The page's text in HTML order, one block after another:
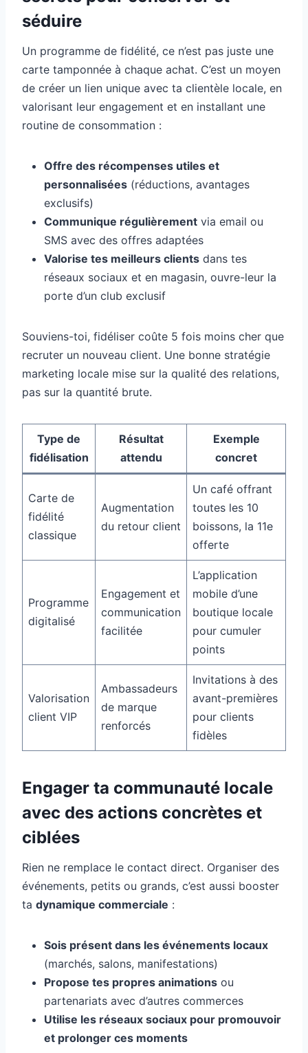
séduire
Un programme de fidélité, ce n’est pas juste une
carte tamponnée à chaque achat. C’est un moyen
de créer un lien unique avec ta clientèle locale, en
valorisant leur engagement et en installant une
routine de consommation :
Offre des récompenses utiles et
personnalisées (réductions, avantages
exclusifs)
Communique régulièrement via email ou
SMS avec des offres adaptées
Valorise tes meilleurs clients dans tes
réseaux sociaux et en magasin, ouvre-leur la
porte d’un club exclusif
Souviens-toi, fidéliser coûte 5 fois moins cher que
recruter un nouveau client. Une bonne stratégie
marketing locale mise sur la qualité des relations,
pas sur la quantité brute.
Type de
fidélisation
Résultat
attendu
Exemple
concret
Carte de
fidélité
classique
Augmentation
du retour client
Un café offrant
toutes les 10
boissons, la 11e
offerte
Programme
digitalisé
Engagement et
communication
facilitée
L’application
mobile d’une
boutique locale
pour cumuler
points
Valorisation
client VIP
Ambassadeurs
de marque
renforcés
Invitations à des
avant-premières
pour clients
fidèles
Engager ta communauté locale
avec des actions concrètes et
ciblées
Rien ne remplace le contact direct. Organiser des
événements, petits ou grands, c’est aussi booster
ta dynamique commerciale :
Sois présent dans les événements locaux
(marchés, salons, manifestations)
Propose tes propres animations ou
partenariats avec d’autres commerces
Utilise les réseaux sociaux pour promouvoir
et prolonger ces moments